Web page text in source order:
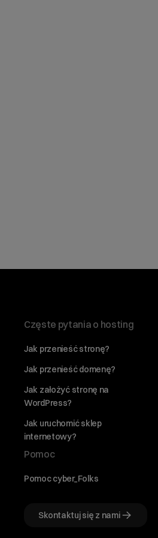
Częste pytania o hosting
Jak przenieść stronę?
Jak przenieść domenę?
Jak założyć stronę na
WordPress?
Jak uruchomić sklep
internetowy?
Pomoc
Pomoc cyber_Folks
Skontaktuj się z nami